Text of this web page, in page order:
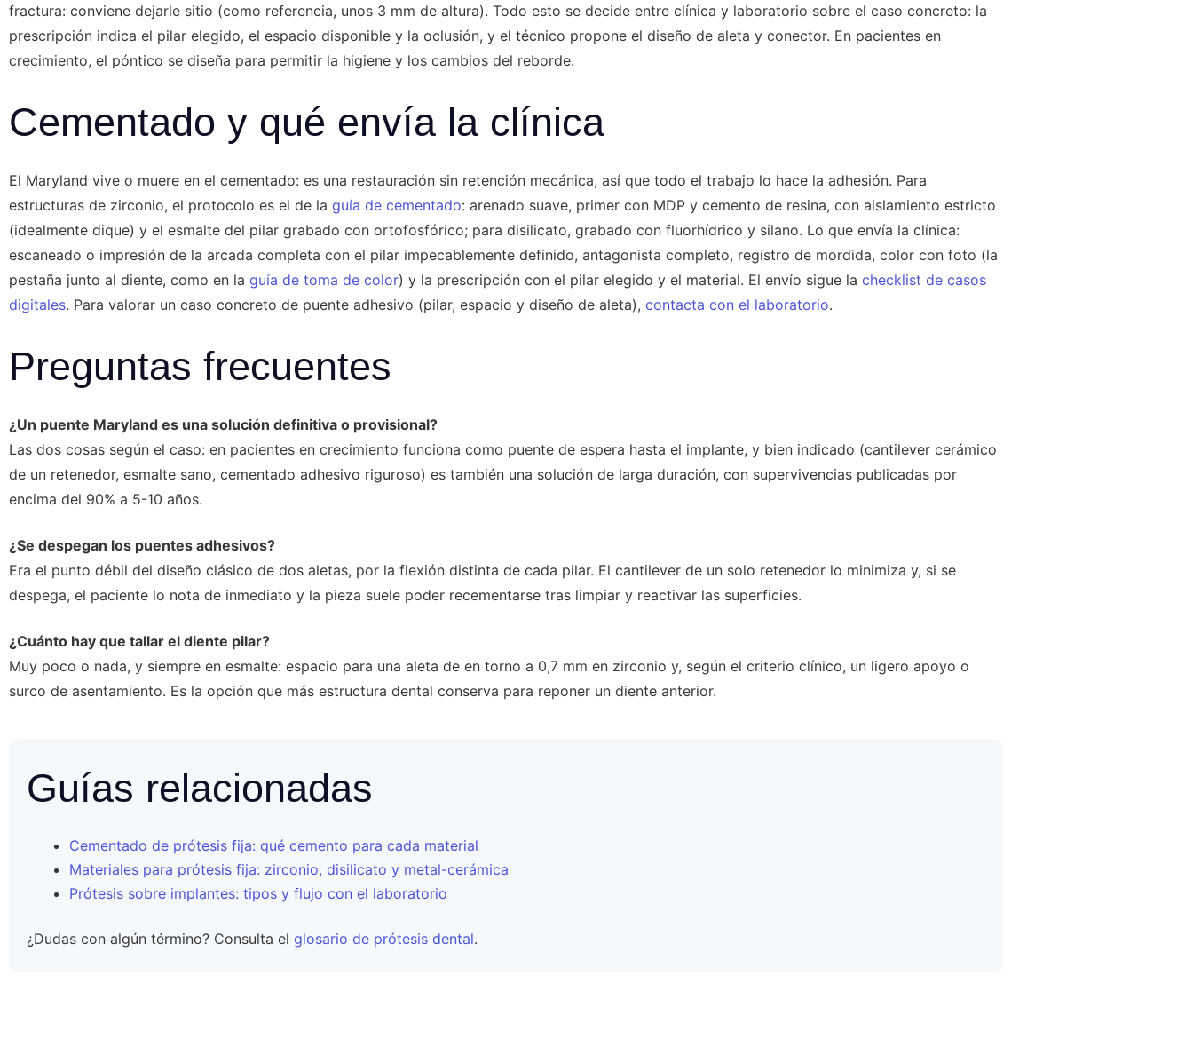
fractura: conviene dejarle sitio (como referencia, unos 3 mm de altura). Todo esto se decide entre clínica y laboratorio sobre el caso concreto: la
prescripción indica el pilar elegido, el espacio disponible y la oclusión, y el técnico propone el diseño de aleta y conector. En pacientes en
crecimiento, el póntico se diseña para permitir la higiene y los cambios del reborde.
Cementado y qué envía la clínica
El Maryland vive o muere en el cementado: es una restauración sin retención mecánica, así que todo el trabajo lo hace la adhesión. Para
estructuras de zirconio, el protocolo es el de la guía de cementado: arenado suave, primer con MDP y cemento de resina, con aislamiento estricto
(idealmente dique) y el esmalte del pilar grabado con ortofosfórico; para disilicato, grabado con fluorhídrico y silano. Lo que envía la clínica:
escaneado o impresión de la arcada completa con el pilar impecablemente definido, antagonista completo, registro de mordida, color con foto (la
pestaña junto al diente, como en la guía de toma de color) y la prescripción con el pilar elegido y el material. El envío sigue la checklist de casos
digitales. Para valorar un caso concreto de puente adhesivo (pilar, espacio y diseño de aleta), contacta con el laboratorio.
Preguntas frecuentes
¿Un puente Maryland es una solución definitiva o provisional?
Las dos cosas según el caso: en pacientes en crecimiento funciona como puente de espera hasta el implante, y bien indicado (cantilever cerámico
de un retenedor, esmalte sano, cementado adhesivo riguroso) es también una solución de larga duración, con supervivencias publicadas por
encima del 90% a 5-10 años.
¿Se despegan los puentes adhesivos?
Era el punto débil del diseño clásico de dos aletas, por la flexión distinta de cada pilar. El cantilever de un solo retenedor lo minimiza y, si se
despega, el paciente lo nota de inmediato y la pieza suele poder recementarse tras limpiar y reactivar las superficies.
¿Cuánto hay que tallar el diente pilar?
Muy poco o nada, y siempre en esmalte: espacio para una aleta de en torno a 0,7 mm en zirconio y, según el criterio clínico, un ligero apoyo o
surco de asentamiento. Es la opción que más estructura dental conserva para reponer un diente anterior.
Guías relacionadas
Cementado de prótesis fija: qué cemento para cada material
Materiales para prótesis fija: zirconio, disilicato y metal-cerámica
Prótesis sobre implantes: tipos y flujo con el laboratorio
¿Dudas con algún término? Consulta el glosario de prótesis dental.